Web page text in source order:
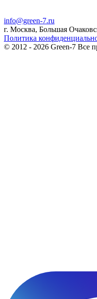
info@green-7.ru
г. Москва, Большая
Политика
© 2012 - 2026 Green-7 Все